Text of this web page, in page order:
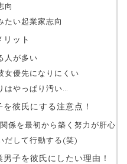
向
い起業家志向
ット
人が多い
優先になりにくい
やっぱり汚い…
を彼氏にする注意点！
係を最初から築く努力が肝心
だして行動する(笑)
男子を彼氏にしたい理由！